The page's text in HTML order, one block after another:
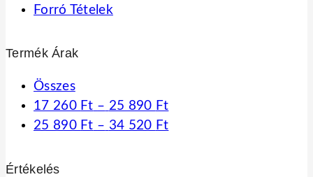
Forró Tételek
Termék Árak
Összes
17 260 Ft – 25 890 FtÁrtartomány:
17
25 890 Ft – 34 520 FtÁrtartomány:
Értékelés